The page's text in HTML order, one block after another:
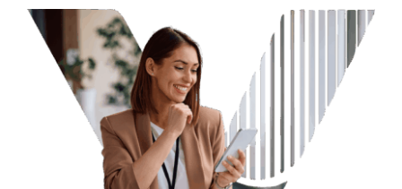
SEGMENTOS
SOLUÇÕES
CONTEÚDO